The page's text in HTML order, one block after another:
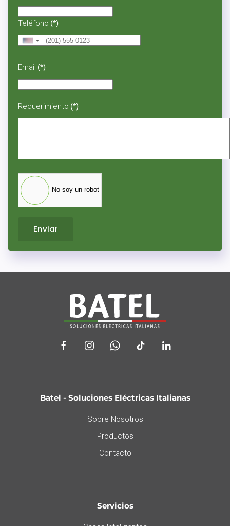
Teléfono (*)
United
+1
Email (*)
Requerimiento (*)
No soy un robot
Enviar
Batel - Soluciones Eléctricas Italianas
Sobre Nosotros
Productos
Contacto
Servicios